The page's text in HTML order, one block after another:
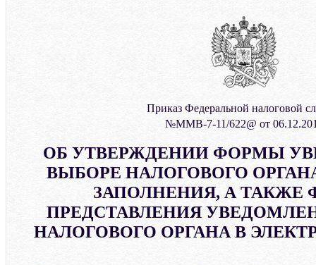
Приказ Федеральной налоговой
№ММВ-7-11/622@ от
ОБ УТВЕРЖДЕНИИ ФОРМЫ
ВЫБОРЕ НАЛОГОВОГО
ЗАПОЛНЕНИЯ, А ТАКЖЕ
ПРЕДСТАВЛЕНИЯ
НАЛОГОВОГО ОРГАНА В